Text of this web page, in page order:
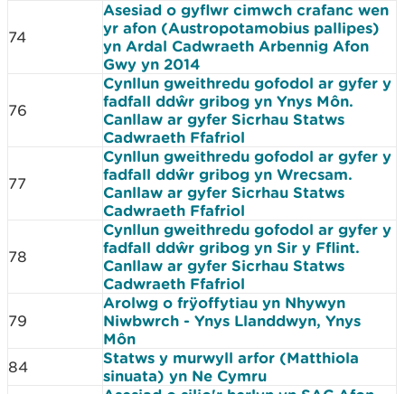
74
Asesiad o gyflwr cimwch crafanc wen
yr afon (Austropotamobius pallipes)
yn Ardal Cadwraeth Arbennig Afon
Gwy yn 2014
76
Cynllun gweithredu gofodol ar gyfer y
fadfall ddŵr gribog yn Ynys Môn.
Canllaw ar gyfer Sicrhau Statws
Cadwraeth Ffafriol
77
Cynllun gweithredu gofodol ar gyfer y
fadfall ddŵr gribog yn Wrecsam.
Canllaw ar gyfer Sicrhau Statws
Cadwraeth Ffafriol
78
Cynllun gweithredu gofodol ar gyfer y
fadfall ddŵr gribog yn Sir y Fflint.
Canllaw ar gyfer Sicrhau Statws
Cadwraeth Ffafriol
79
Arolwg o frÿoffytiau yn Nhywyn
Niwbwrch - Ynys Llanddwyn, Ynys
Môn
84
Statws y murwyll arfor (Matthiola
sinuata) yn Ne Cymru